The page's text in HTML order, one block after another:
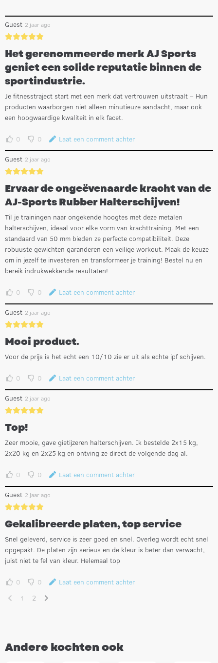
Guest 2 jaar ago
Het gerenommeerde merk AJ Sports
geniet een solide reputatie binnen de
sportindustrie.
Je fitnesstraject start met een merk dat vertrouwen uitstraalt – Hun
producten waarborgen niet alleen minutieuze aandacht, maar ook
een hoogwaardige kwaliteit in elk facet.
0 0 Laat een comment achter
Guest 2 jaar ago
Ervaar de ongeëvenaarde kracht van de
AJ-Sports Rubber Halterschijven!
Til je trainingen naar ongekende hoogtes met deze metalen
halterschijven, ideaal voor elke vorm van krachttraining. Met een
standaard van 50 mm bieden ze perfecte compatibiliteit. Deze
robuuste gewichten garanderen een veilige workout. Maak de keuze
om in jezelf te investeren en transformeer je training! Bestel nu en
bereik indrukwekkende resultaten!
0 0 Laat een comment achter
Guest 2 jaar ago
Mooi product.
Voor de prijs is het echt een 10/10 zie er uit als echte ipf schijven.
0 0 Laat een comment achter
Guest 2 jaar ago
Top!
Zeer mooie, gave gietijzeren halterschijven. Ik bestelde 2x15 kg,
2x20 kg en 2x25 kg en ontving ze direct de volgende dag al.
0 0 Laat een comment achter
Guest 2 jaar ago
Gekalibreerde platen, top service
Snel geleverd, service is zeer goed en snel. Overleg wordt echt snel
opgepakt. De platen zijn serieus en de kleur is beter dan verwacht,
juist niet te fel van kleur. Helemaal top
0 0
Laat een comment achter
1
2
Andere kochten ook